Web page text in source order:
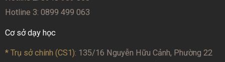
Hotline 3: 0899 499 063
Cơ sở dạy học
* Trụ sở chính (CS1): 135/16 Nguyễn Hữu Cảnh, Phường 22